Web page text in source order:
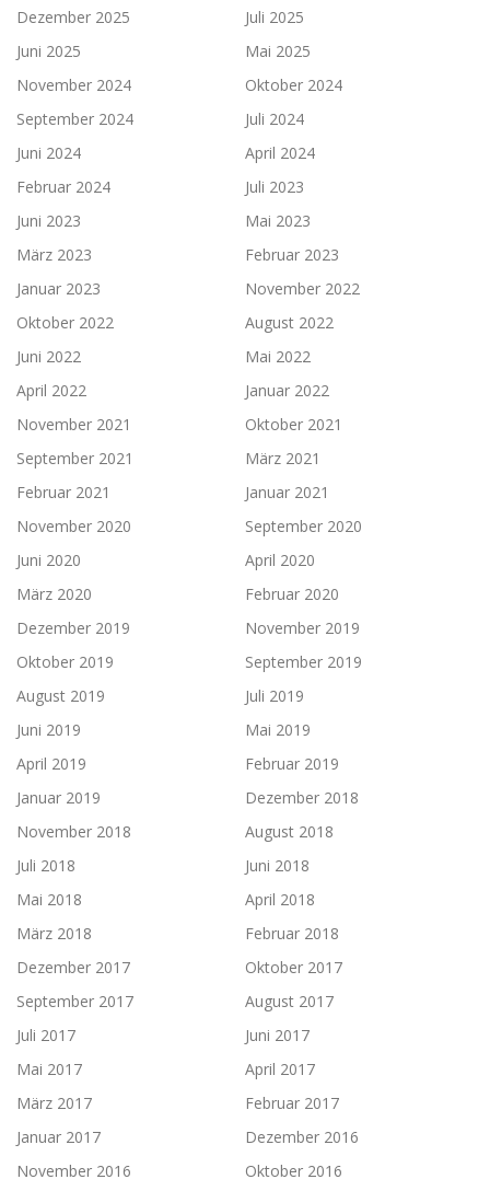
Dezember 2025
Juli 2025
Juni 2025
Mai 2025
November 2024
Oktober 2024
September 2024
Juli 2024
Juni 2024
April 2024
Februar 2024
Juli 2023
Juni 2023
Mai 2023
März 2023
Februar 2023
Januar 2023
November 2022
Oktober 2022
August 2022
Juni 2022
Mai 2022
April 2022
Januar 2022
November 2021
Oktober 2021
September 2021
März 2021
Februar 2021
Januar 2021
November 2020
September 2020
Juni 2020
April 2020
März 2020
Februar 2020
Dezember 2019
November 2019
Oktober 2019
September 2019
August 2019
Juli 2019
Juni 2019
Mai 2019
April 2019
Februar 2019
Januar 2019
Dezember 2018
November 2018
August 2018
Juli 2018
Juni 2018
Mai 2018
April 2018
März 2018
Februar 2018
Dezember 2017
Oktober 2017
September 2017
August 2017
Juli 2017
Juni 2017
Mai 2017
April 2017
März 2017
Februar 2017
Januar 2017
Dezember 2016
November 2016
Oktober 2016